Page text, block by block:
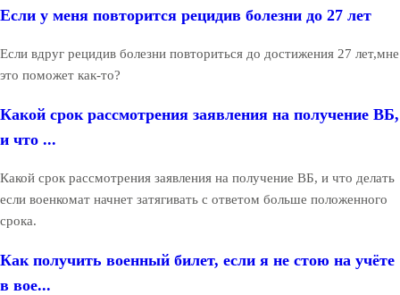
Если у меня повторится рецидив болезни до 27 лет
Если вдруг рецидив болезни повториться до достижения 27 лет,мне
это поможет как-то?
Какой срок рассмотрения заявления на получение ВБ,
и что ...
Какой срок рассмотрения заявления на получение ВБ, и что делать
если военкомат начнет затягивать с ответом больше положенного
срока.
Как получить военный билет, если я не стою на учёте
в вое...